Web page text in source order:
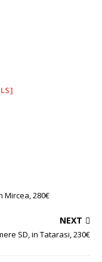
Mircea, 280€
NEXT
SD, in Tatarasi, 230€